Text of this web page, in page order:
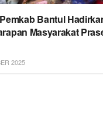
Bantul
Masyarakat
2025